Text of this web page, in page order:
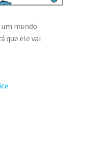
mundo
que ele vai